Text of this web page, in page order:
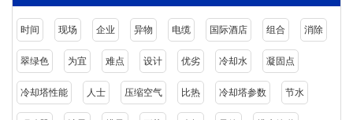
时间 现场 企业 异物 电缆 国际酒店 组合 消除
翠绿色 为宜 难点 设计 优劣 冷却水 凝固点
冷却塔性能 人士 压缩空气 比热 冷却塔参数 节水